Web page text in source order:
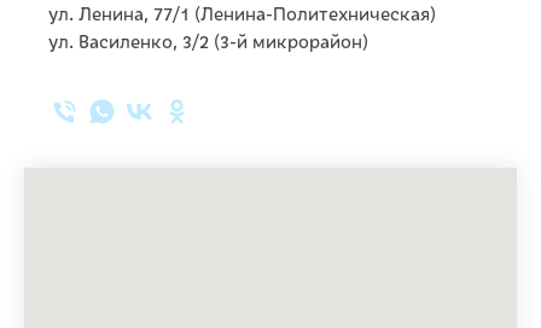
ул. Ленина, 77/1 (Ленина-Политехническая)
ул. Василенко, 3/2 (3-й микрорайон)